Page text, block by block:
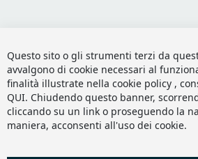
Questo sito o gli strumenti terzi da
avvalgono di cookie necessari al
finalità illustrate nella cookie policy ,
QUI. Chiudendo questo banner,
cliccando su un link o proseguendo la
maniera, acconsenti all'uso dei cookie.